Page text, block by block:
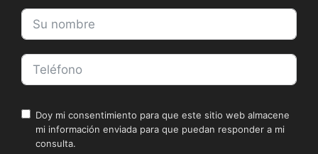
Doy mi consentimiento para que este sitio web almacene
mi información enviada para que puedan responder a mi
consulta.